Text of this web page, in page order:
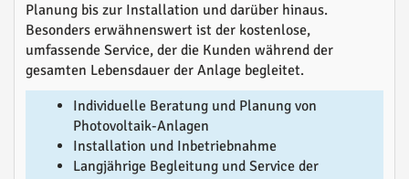
Planung bis zur Installation und darüber hinaus.
Besonders erwähnenswert ist der kostenlose,
umfassende Service, der die Kunden während der
gesamten Lebensdauer der Anlage begleitet.
Individuelle Beratung und Planung von
Photovoltaik-Anlagen
Installation und Inbetriebnahme
Langjährige Begleitung und Service der